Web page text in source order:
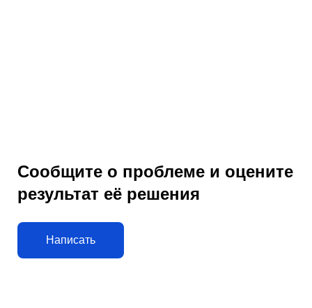
Сообщите о проблеме и оцените
результат её решения
Написать